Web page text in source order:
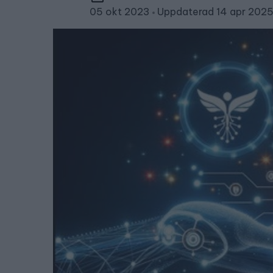
05 okt 2023 Uppdaterad 14 apr 2025